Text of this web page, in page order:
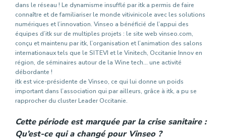
dans le réseau ! Le dynamisme insufflé par itk a permis de faire
connaître et de familiariser le monde vitivinicole avec les solutions
numériques et l’innovation. Vinseo a bénéficié de l’appui des
équipes d’itk sur de multiples projets : le site web vinseo.com,
conçu et maintenu par itk, l’organisation et l’animation des salons
internationaux tels que le SITEVI et le Vinitech, Occitanie Innov en
région, de séminaires autour de la Wine tech… une activité
débordante !
itk est vice-présidente de Vinseo, ce qui lui donne un poids
important dans l’association qui par ailleurs, grâce à itk, a pu se
rapprocher du cluster Leader Occitanie.
Cette période est marquée par la crise sanitaire :
Qu’est-ce qui a changé pour Vinseo ?